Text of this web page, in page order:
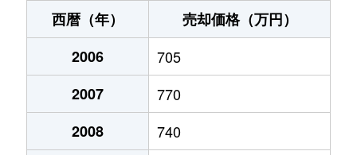
川沿９条
660万円 真駒内
川沿１７条
200万円
北ノ沢
1,200万円
北ノ沢
400万円
西暦（年）
売却価格（万円）
2006
705
2007
770
2008
740